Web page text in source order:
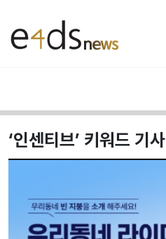
‘인센티브’ 키워드 기사